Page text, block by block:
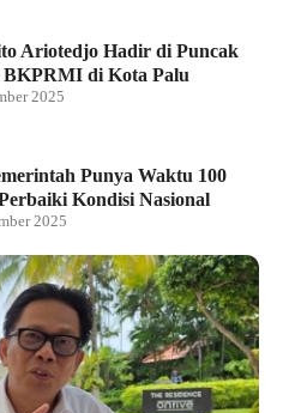
Ariotedjo Hadir di Puncak
BKPRMI di Kota Palu
2025
Punya Waktu 100
Kondisi Nasional
2025